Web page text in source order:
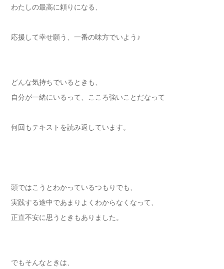
わたしの最高に頼りになる、
応援して幸せ願う、一番の味方でいよう♪
どんな気持ちでいるときも、
自分が一緒にいるって、こころ強いことだなって
何回もテキストを読み返しています。
頭ではこうとわかっているつもりでも、
実践する途中であまりよくわからなくなって、
正直不安に思うときもありました。
でもそんなときは、